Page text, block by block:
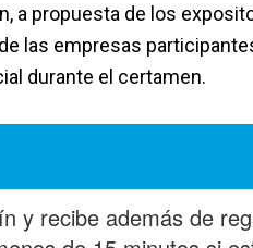
a propuesta de los
las empresas
durante el certamen.